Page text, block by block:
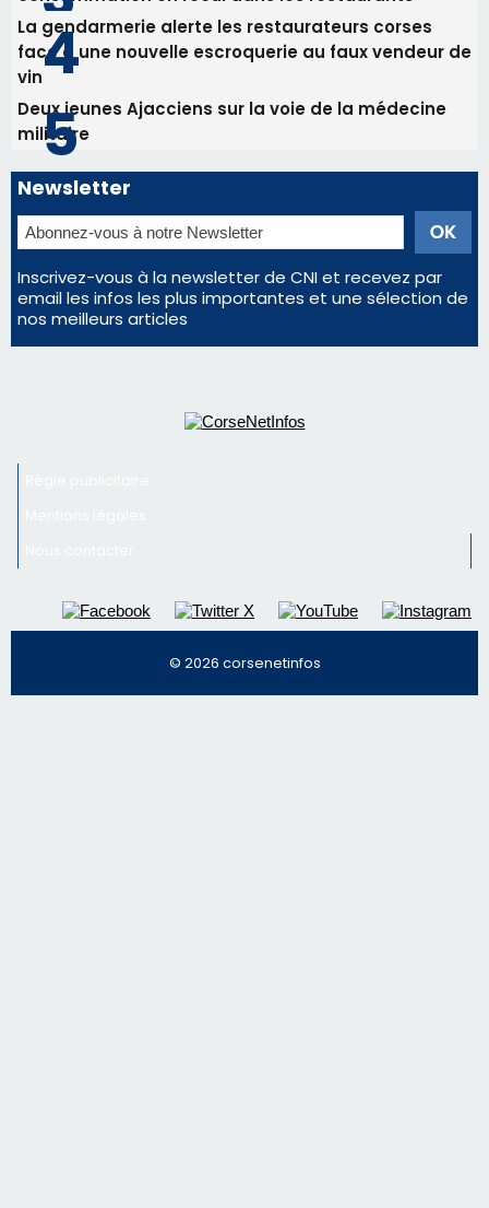
Inscrivez-vous à la newsletter de CNI et recevez par
email les infos les plus importantes et une sélection de
nos meilleurs articles
Régie publicitaire
Mentions légales
Nous contacter